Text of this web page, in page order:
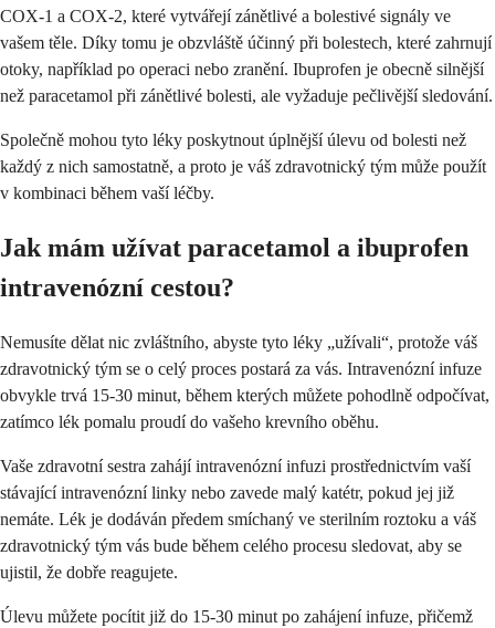
COX-1 a COX-2, které vytvářejí zánětlivé a bolestivé signály ve
vašem těle. Díky tomu je obzvláště účinný při bolestech, které zahrnují
otoky, například po operaci nebo zranění. Ibuprofen je obecně silnější
než paracetamol při zánětlivé bolesti, ale vyžaduje pečlivější sledování.
Společně mohou tyto léky poskytnout úplnější úlevu od bolesti než
každý z nich samostatně, a proto je váš zdravotnický tým může použít
v kombinaci během vaší léčby.
Jak mám užívat paracetamol a ibuprofen
intravenózní cestou?
Nemusíte dělat nic zvláštního, abyste tyto léky „užívali“, protože váš
zdravotnický tým se o celý proces postará za vás. Intravenózní infuze
obvykle trvá 15-30 minut, během kterých můžete pohodlně odpočívat,
zatímco lék pomalu proudí do vašeho krevního oběhu.
Vaše zdravotní sestra zahájí intravenózní infuzi prostřednictvím vaší
stávající intravenózní linky nebo zavede malý katétr, pokud jej již
nemáte. Lék je dodáván předem smíchaný ve sterilním roztoku a váš
zdravotnický tým vás bude během celého procesu sledovat, aby se
ujistil, že dobře reagujete.
Úlevu můžete pocítit již do 15-30 minut po zahájení infuze, přičemž